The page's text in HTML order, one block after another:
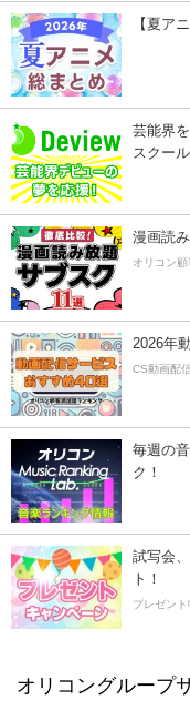
【夏ア
芸能界
スクー
漫画読
オリコン
2026年
CS動画配
毎週の
ク！
試写会
ト！
プレゼント
オリコングループ